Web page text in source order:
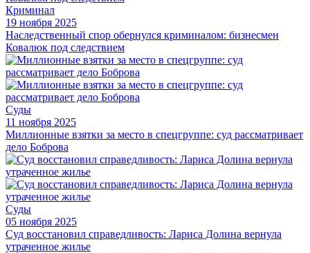
Криминал
19 ноября 2025
Наследственный спор обернулся криминалом: бизнесмен
Ковалюк под следствием
Суды
11 ноября 2025
Миллионные взятки за место в спецгруппе: суд рассматривает
дело Боброва
Суды
05 ноября 2025
Суд восстановил справедливость: Лариса Долина вернула
утраченное жилье